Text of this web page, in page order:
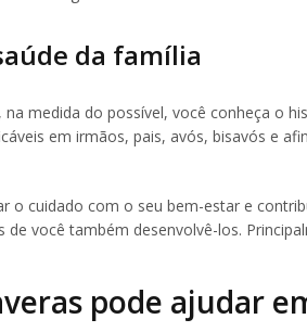
da família
medida do possível, você conheça o
em irmãos, pais, avós, bisavós e
o cuidado com o seu bem-estar e
você também desenvolvê-los.
pode ajudar